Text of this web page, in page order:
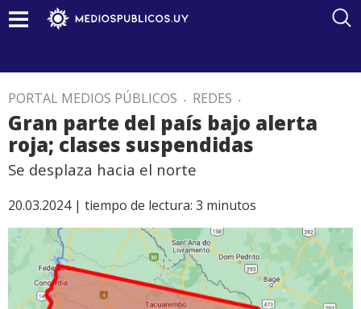
PORTAL MEDIOS PÚBLICOS . REDES .
Gran parte del país bajo alerta
roja; clases suspendidas
Se desplaza hacia el norte
20.03.2024 | tiempo de lectura: 3 minutos